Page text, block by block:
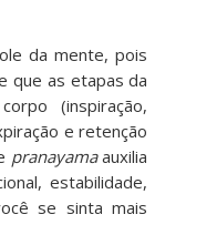
da mente, pois
que as etapas da
(inspiração,
e retenção
pranayamaauxilia
estabilidade,
se sinta mais